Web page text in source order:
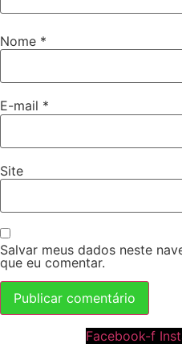
Nome *
E-mail *
Site
Salvar meus dados neste
que eu comentar.
Facebook-f